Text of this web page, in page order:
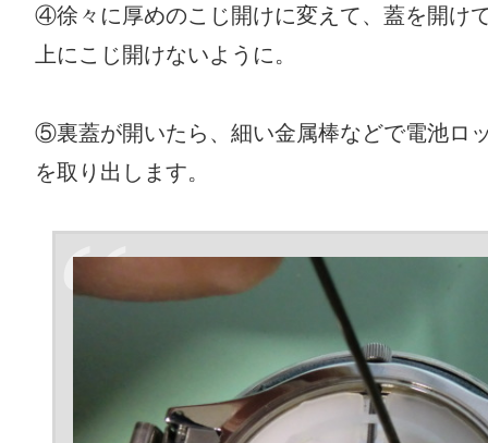
④徐々に厚めのこじ開けに変えて、蓋を開け
上にこじ開けないように。
⑤裏蓋が開いたら、細い金属棒などで電池ロ
を取り出します。